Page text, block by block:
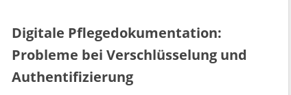
Digitale Pflegedokumentation:
Probleme bei Verschlüsselung und
Authentifizierung